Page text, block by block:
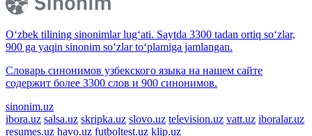
O‘zbek tilining sinonimlar lug‘ati. Saytda 3300 tadan ortiq so‘zlar,
900 ga yaqin sinonim so‘zlar to‘plamiga jamlangan.
Словарь синонимов узбекского языка на нашем сайте
содержит более 3300 слов и 900 синонимов.
sinonim.uz
ibora.uz salsa.uz skripka.uz slovo.uz television.uz vatt.uz iboralar.uz
resumes.uz havo.uz futboltest.uz klip.uz